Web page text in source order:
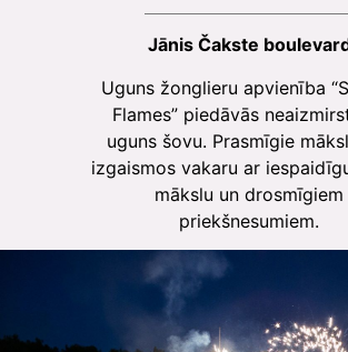
Jānis Čakste
Uguns žonglieru apvienība
Flames” piedāvās
uguns šovu. Prasmīgie
izgaismos vakaru ar
mākslu un drosmīgiem
priekšnesumiem.